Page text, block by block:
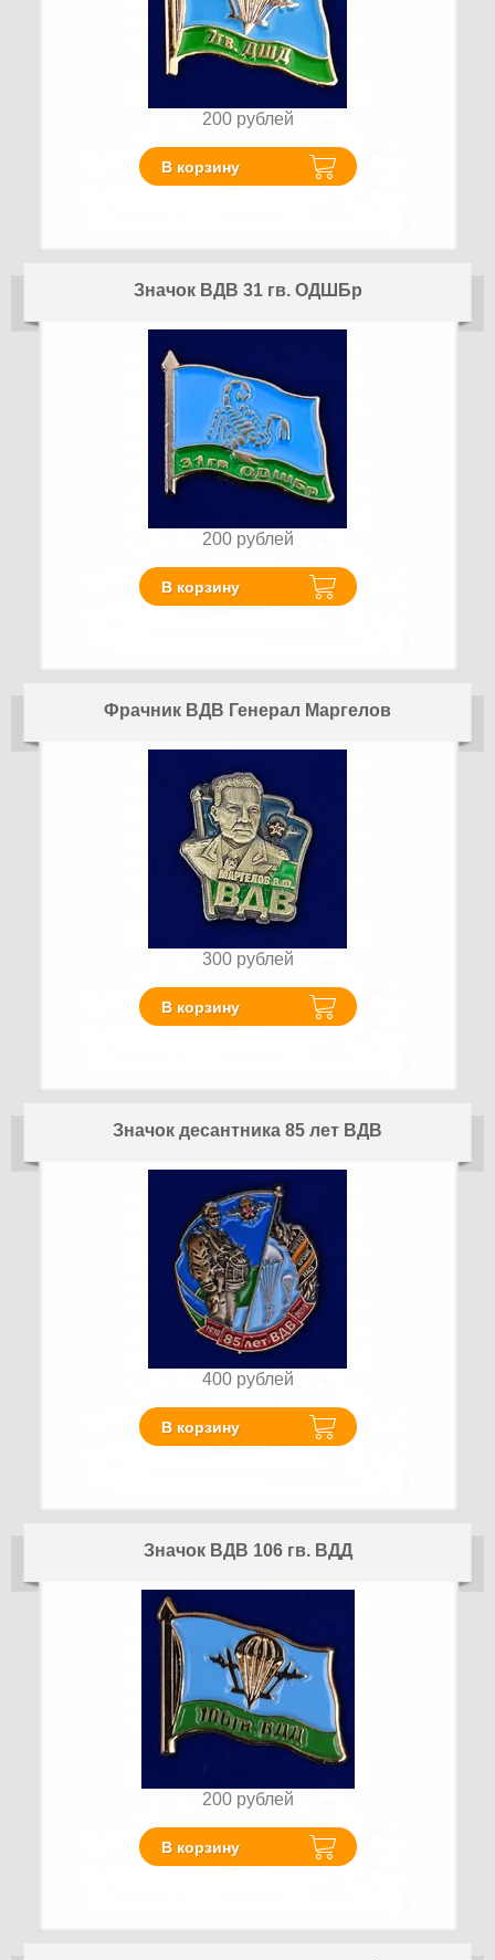
200 рублей
В корзину
Значок ВДВ 31 гв. ОДШБр
200 рублей
В корзину
Фрачник ВДВ Генерал Маргелов
300 рублей
В корзину
Значок десантника 85 лет ВДВ
400 рублей
В корзину
Значок ВДВ 106 гв. ВДД
200 рублей
В корзину